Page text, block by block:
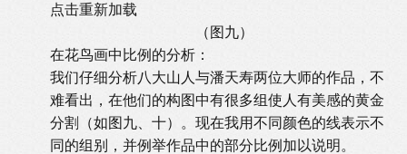
点击重新加载
（图九）
在花鸟画中比例的分析：
我们仔细分析八大山人与潘天寿两位大师的作品，不
难看出，在他们的构图中有很多组使人有美感的黄金
分割（如图九、十）。现在我用不同颜色的线表示不
同的组别，并例举作品中的部分比例加以说明。